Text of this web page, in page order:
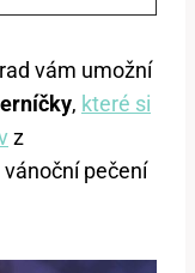
vám umožní
, které si
z
pečení